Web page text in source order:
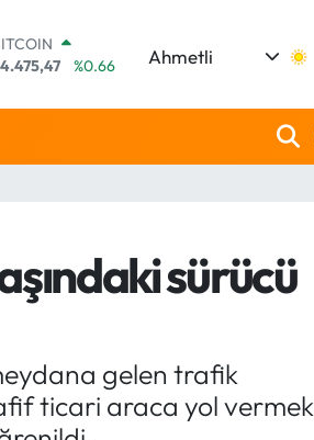
%0.06
%0.1
%0.66
Ahmetli
sürücü
gelen trafik
ticari araca yol vermek